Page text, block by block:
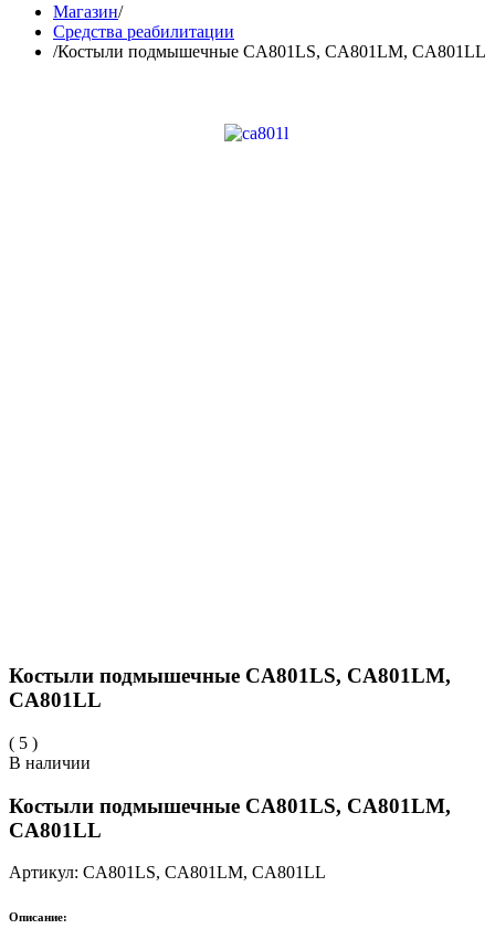
Магазин/
Средства реабилитации
/Костыли подмышечные CA801LS, CA801LM, CA801LL
Костыли подмышечные CA801LS, CA801LM,
CA801LL
( 5 )
В наличии
Костыли подмышечные CA801LS, CA801LM,
CA801LL
Артикул: CA801LS, CA801LM, CA801LL
Описание: